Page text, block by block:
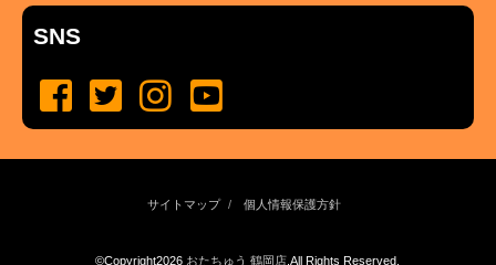
SNS
サイトマップ 個人情報保護方針
©Copyright2026 おたちゅう 鶴岡店 .All Rights Reserved.